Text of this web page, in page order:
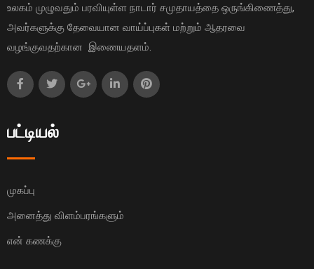
உலகம் முழுவதும் பரவியுள்ள நாடார் சமுதாயத்தை ஒருங்கிணைத்து,
அவர்களுக்கு தேவையான வாய்ப்புகள் மற்றும் ஆதரவை
வழங்குவதற்கான இணையதளம்.
பட்டியல்
முகப்பு
அனைத்து விளம்பரங்களும்
என் கணக்கு